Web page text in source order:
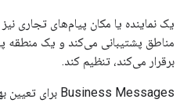
یک نماینده یا مکان پیام‌های تجاری
مناطق پشتیبانی می‌کند و یک منطقه
برقرار می‌کند، تنظیم کند.
Business Messages برای تعیین بهترین تطابق که به آن